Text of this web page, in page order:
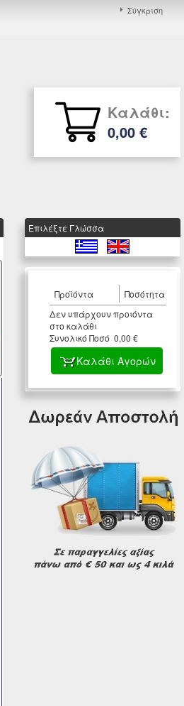
Σύγκριση
Καλάθι:
0,00 €
Eπιλέξτε Γλώσσα
Προϊόντα
Ποσότητα
Δεν υπάρχουν προιόντα
στο καλάθι
Συνολικό Ποσό 0,00 €
Καλάθι Αγορών